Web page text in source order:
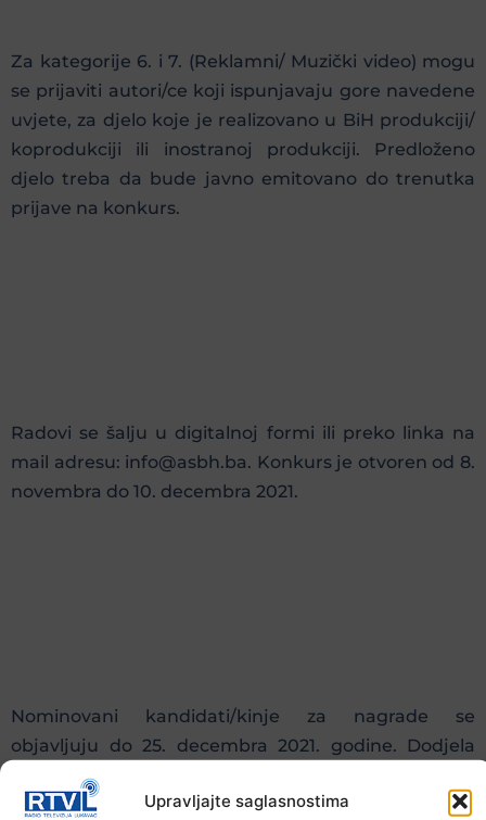
Upravljajte saglasnostima
Za kategorije 6. i 7. (Reklamni/ Muzički video) mogu
se prijaviti autori/ce koji ispunjavaju gore navedene
uvjete, za djelo koje je realizovano u BiH produkciji/
koprodukciji ili inostranoj produkciji. Predloženo
djelo treba da bude javno emitovano do trenutka
prijave na konkurs.
Radovi se šalju u digitalnoj formi ili preko linka na
mail adresu: info@asbh.ba. Konkurs je otvoren od 8.
novembra do 10. decembra 2021.
Nominovani kandidati/kinje za nagrade se
objavljuju do 25. decembra 2021. godine. Dodjela
nagrade JAN planirana je za 17. januar 2022. godine.